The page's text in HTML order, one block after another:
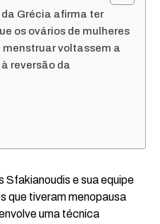
Grécia afirma ter
os ovários de mulheres
voltassem a
reversão da
e sua equipe
que tiveram menopausa
uma técnica